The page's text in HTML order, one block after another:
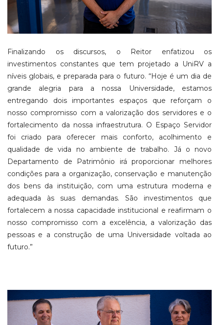
Finalizando os discursos, o Reitor enfatizou os
investimentos constantes que tem projetado a UniRV a
níveis globais, e preparada para o futuro. “Hoje é um dia de
grande alegria para a nossa Universidade, estamos
entregando dois importantes espaços que reforçam o
nosso compromisso com a valorização dos servidores e o
fortalecimento da nossa infraestrutura. O Espaço Servidor
foi criado para oferecer mais conforto, acolhimento e
qualidade de vida no ambiente de trabalho. Já o novo
Departamento de Patrimônio irá proporcionar melhores
condições para a organização, conservação e manutenção
dos bens da instituição, com uma estrutura moderna e
adequada às suas demandas. São investimentos que
fortalecem a nossa capacidade institucional e reafirmam o
nosso compromisso com a excelência, a valorização das
pessoas e a construção de uma Universidade voltada ao
futuro.”